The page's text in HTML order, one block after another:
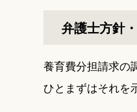
弁護士方針
養育費分担請求の
ひとまずはそれを